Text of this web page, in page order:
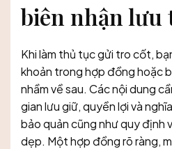
biên nhận lưu
Khi làm thủ tục gửi tro cốt,
khoản trong hợp đồng hoặc
nhầm về sau. Các nội dung
gian lưu giữ, quyền lợi và
bảo quản cũng như quy định
dẹp. Một hợp đồng rõ ràng,